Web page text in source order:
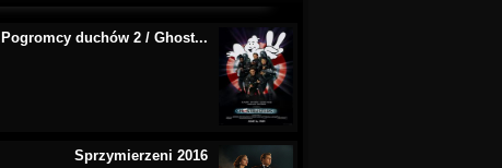
Pogromcy duchów 2 / Ghost...
Sprzymierzeni 2016